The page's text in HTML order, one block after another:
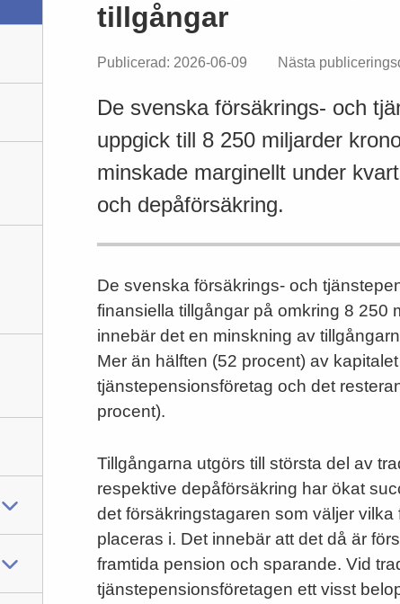
tillgångar
Publicerad: 2026-06-09 Nästa
De svenska försäkrings- och
uppgick till 8 250 miljarder
minskade marginellt under
och depåförsäkring.
De svenska försäkrings- och
finansiella tillgångar på omkring 8 250
innebär det en minskning av
Mer än hälften (52 procent) av
tjänstepensionsföretag och det
procent).
Tillgångarna utgörs till största del av
respektive depåförsäkring har ökat
det försäkringstagaren som väljer
placeras i. Det innebär att det då är
framtida pension och sparande. Vid
tjänstepensionsföretagen ett visst